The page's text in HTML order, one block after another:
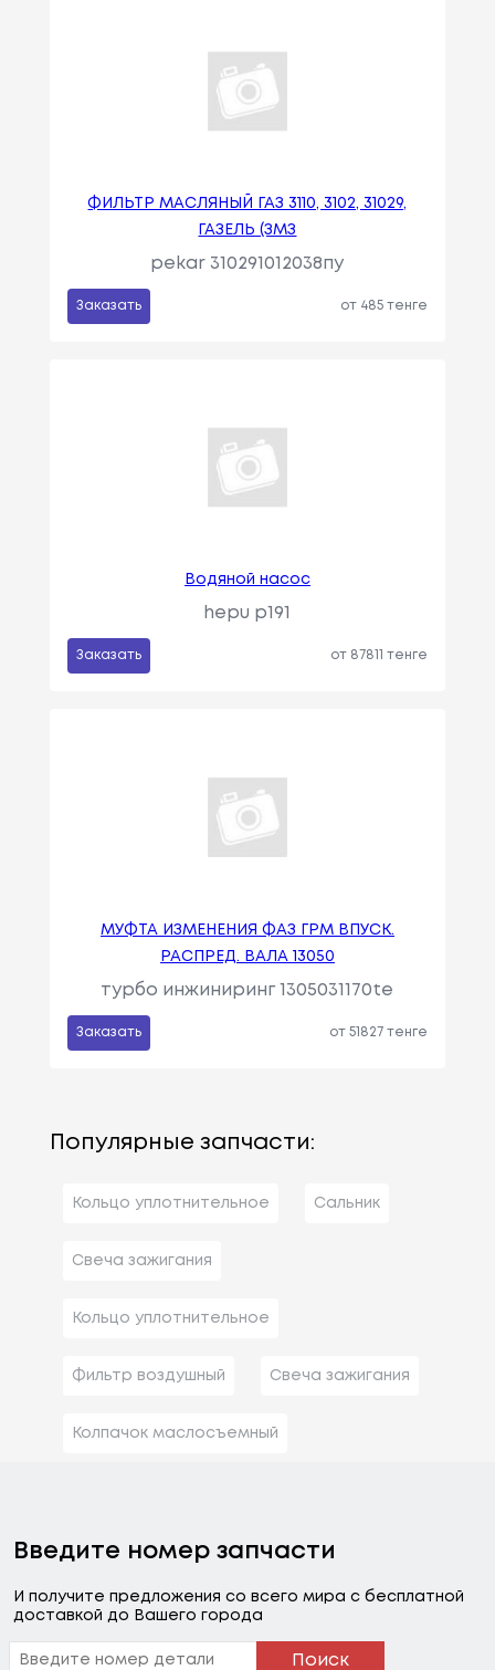
ФИЛЬТР МАСЛЯНЫЙ ГАЗ 3110, 3102, 31029,
ГАЗЕЛЬ (ЗМЗ
pekar 310291012038пу
Заказать от 485 тенге
Водяной насос
hepu p191
Заказать от 87811 тенге
МУФТА ИЗМЕНЕНИЯ ФАЗ ГРМ ВПУСК.
РАСПРЕД. ВАЛА 13050
турбо инжиниринг 1305031170te
Заказать от 51827 тенге
Популярные запчасти:
Кольцо уплотнительное Сальник
Свеча зажигания
Кольцо уплотнительное
Фильтр воздушный Свеча зажигания
Колпачок маслосъемный
Введите номер запчасти
И получите предложения со всего мира с бесплатной
доставкой до Вашего города
Поиск